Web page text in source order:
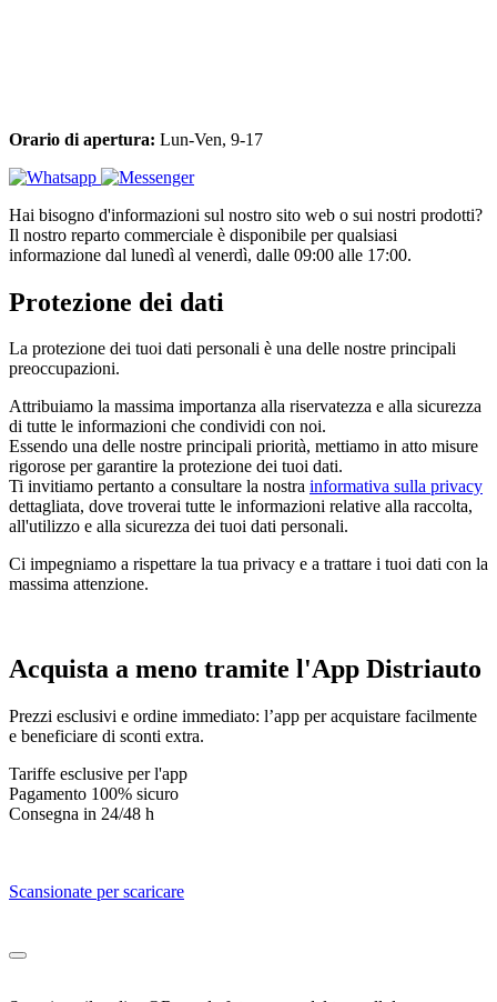
Orario di apertura: Lun-Ven, 9-17
Hai bisogno d'informazioni sul nostro sito web o sui nostri prodotti?
Il nostro reparto commerciale è disponibile per qualsiasi
informazione dal lunedì al venerdì, dalle 09:00 alle 17:00.
Protezione dei dati
La protezione dei tuoi dati personali è una delle nostre principali
preoccupazioni.
Attribuiamo la massima importanza alla riservatezza e alla sicurezza
di tutte le informazioni che condividi con noi.
Essendo una delle nostre principali priorità, mettiamo in atto misure
rigorose per garantire la protezione dei tuoi dati.
Ti invitiamo pertanto a consultare la nostra informativa sulla privacy
dettagliata, dove troverai tutte le informazioni relative alla raccolta,
all'utilizzo e alla sicurezza dei tuoi dati personali.
Ci impegniamo a rispettare la tua privacy e a trattare i tuoi dati con la
massima attenzione.
Acquista a meno tramite l'App Distriauto
Prezzi esclusivi e ordine immediato: l’app per acquistare facilmente
e beneficiare di sconti extra.
Tariffe esclusive per l'app
Pagamento 100% sicuro
Consegna in 24/48 h
Scansionate per scaricare